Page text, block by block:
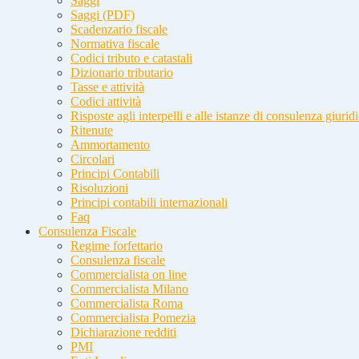
Saggi (PDF)
Scadenzario fiscale
Normativa fiscale
Codici tributo e catastali
Dizionario tributario
Tasse e attività
Codici attività
Risposte agli interpelli e alle istanze di consulenza
Ritenute
Ammortamento
Circolari
Principi Contabili
Risoluzioni
Principi contabili internazionali
Faq
Consulenza Fiscale
Regime forfettario
Consulenza fiscale
Commercialista on line
Commercialista Milano
Commercialista Roma
Commercialista Pomezia
Dichiarazione redditi
PMI